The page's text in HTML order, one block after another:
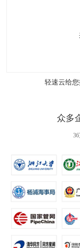
轻速云给
众多